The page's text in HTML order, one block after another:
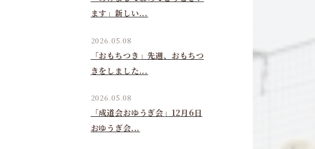
ます」新しい...
2026.05.08
「おもちつき」先週、おもちつ
きをしました...
2026.05.08
「成道会おゆうぎ会」12月6日
おゆうぎ会...